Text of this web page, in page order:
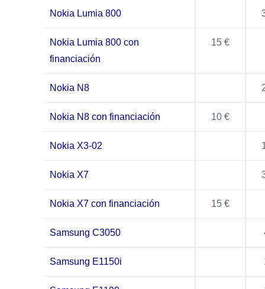
Nokia Lumia 800
Nokia Lumia 800 con
financiación
15 €
Nokia N8
Nokia N8 con financiación 10 €
Nokia X3-02
Nokia X7
Nokia X7 con financiación 15 €
Samsung C3050
Samsung E1150i